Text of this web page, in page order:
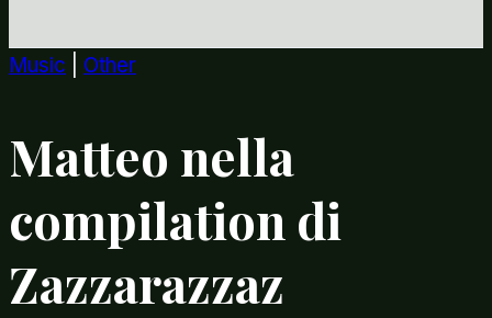
Music Other
Matteo nella
compilation di
Zazzarazzaz